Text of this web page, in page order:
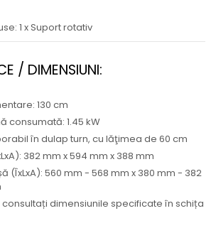
1 x Suport rotativ
/ DIMENSIUNI:
130 cm
consumată: 1.45 kW
în dulap turn, cu lăţimea de 60 cm
382 mm x 594 mm x 388 mm
(ÎxLxA): 560 mm - 568 mm x 380 mm - 382
consultați dimensiunile specificate în schița